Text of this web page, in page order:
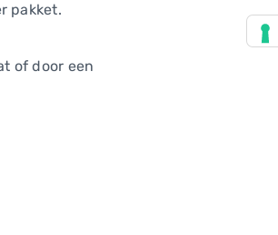
pakket.
of door een